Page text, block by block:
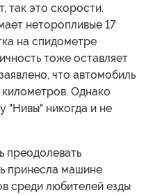
так это скорости.
неторопливые 17
на спидометре
тоже оставляет
что автомобиль
Однако
"Нивы" никогда и не
преодолевать
принесла машине
среди любителей езды